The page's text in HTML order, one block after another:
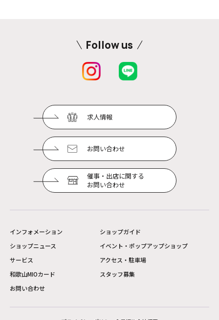
Follow us
求人情報
お問い合わせ
催事・出店に関する
お問い合わせ
インフォメーション
ショップガイド
ショップニュース
イベント・ポップアップショップ
サービス
アクセス・駐車場
和歌山MIOカード
スタッフ募集
お問い合わせ